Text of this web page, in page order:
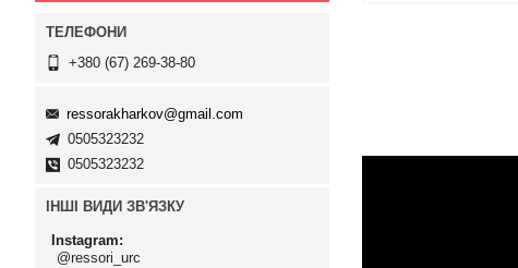
+380 (67) 269-38-80
ressorakharkov@gmail.com
0505323232
0505323232
ІНШІ ВИДИ ЗВ'ЯЗКУ
Instagram
@ressori_urc